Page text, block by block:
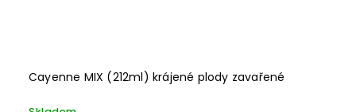
Cayenne MIX (212ml) krájené plody zavařené